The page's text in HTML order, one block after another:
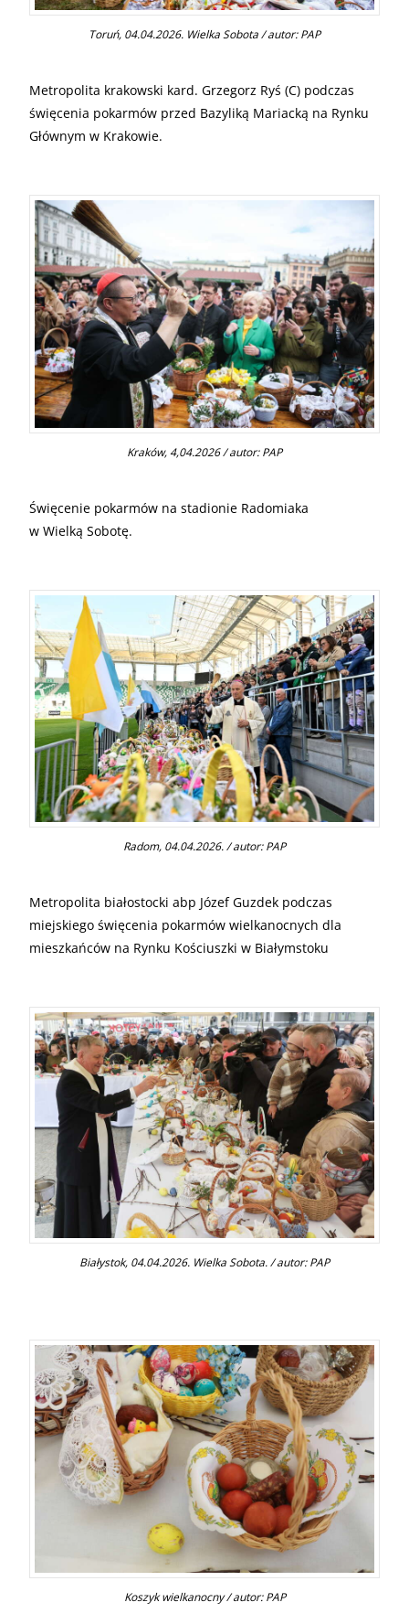
Toruń, 04.04.2026. Wielka Sobota / autor: PAP
Metropolita krakowski kard. Grzegorz Ryś (C) podczas
święcenia pokarmów przed Bazyliką Mariacką na Rynku
Głównym w Krakowie.
Kraków, 4,04.2026 / autor: PAP
Święcenie pokarmów na stadionie Radomiaka
w Wielką Sobotę.
Radom, 04.04.2026. / autor: PAP
Metropolita białostocki abp Józef Guzdek podczas
miejskiego święcenia pokarmów wielkanocnych dla
mieszkańców na Rynku Kościuszki w Białymstoku
Białystok, 04.04.2026. Wielka Sobota. / autor: PAP
Koszyk wielkanocny / autor: PAP